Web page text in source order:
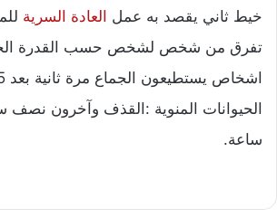
خيط ثاني يقصد به عمل العادة السرية
تفرق من شخص لشخص حسب القدرة
الحيوانات المنوية :القذف وآخرون نصف
ساعة.